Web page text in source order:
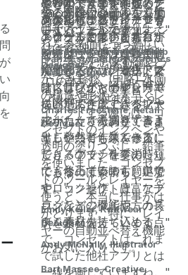
ことができます。他のデ
ジタルイラストレーショ
ンツールでは、どちらか
を選ばなくてはなりませ
んでした。コンセプトで
は、昔ながらのやり方で
描いたあとに、線を拡大
縮小したり微調整できま
す。いつでも線を修正し
たり、ブラシを変えたり
できるのは素晴らしいで
す。コンセプトは、アナ
ログとデジタル両方の長
所を兼ね備えています。"
Andy McNally, Illustrator
する問題に心置きなく集
中することができます。"
Lasse Pekkala, Industrial
Designer
ッチに統一感を持たせる
ことができます。また、
レイヤーを使うことで、
輪郭のスケッチと色、レ
ンダリング、陰影を簡単
に区別できます。ペンや
マーカーで手描きするよ
りも整然と作業できる
し、スケッチを「消し
て」修正するのも簡単で
す。"
Emily Keller, Knitwear
Designer
ね。実際の商品のすぐそ
ばでアイデアを練り、そ
れを参考にしつつ新しい
アイデアを想像すること
ができます。(中略) 水筒
の構造や形状を素早くレ
イアウトする際には、コ
ンセプトのインクペンや
透明の塗りつぶし、鉛筆
を使いました。コンセプ
トのツールとレイヤーを
使うと、本当に仕事がは
かどります。特に、レイ
ヤーの自動並べ替え機能
がお気に入りです。"
Bart Massee, Creative
ません。素早く作成し、
画像や色、クライアント
のロゴ、図形、自社ロゴ
などをプレゼン資料に追
加できるのは、本当に素
晴らしいことです。"
Charles Freestone, Retail
Designer
タル化しました。リモー
トチームと業務を共有す
るには、この方が圧倒的
に便利です。(中略) アプ
リにはワイヤーフレーム
を簡単に作成できるツー
ルがたくさんあり、書き
出しや共有もスムーズに
できるので、仕事の時短
にもなっています。定規
やロック操作、豊富なブ
ラシなどの機能や、カス
タム素材を持ち込める点
で、コンセプトはこれま
で試した他社アプリとは
やWebデザインを作るた
めのあらゆるアイデアを
スケッチしています。"
Franz Estolastico, Graphics
/ Web Designer
分の創作スタイルを邪魔
しないツールです。"
Charli Marie Prangley, Web
Designer
@conceptsappをフォロ
ーして、ビジュアルシン
カーの仲間を見つけた
り、参考になる動画やプ
ロの体験談、チュートリ
アルを見つけましょう。